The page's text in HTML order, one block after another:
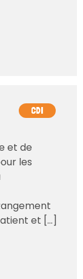
CDI
et de
les
et [...]